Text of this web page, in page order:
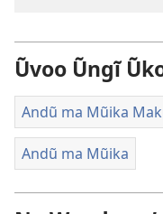
Ũvoo Ũngĩ
Andũ ma Mũika
Andũ ma Mũika